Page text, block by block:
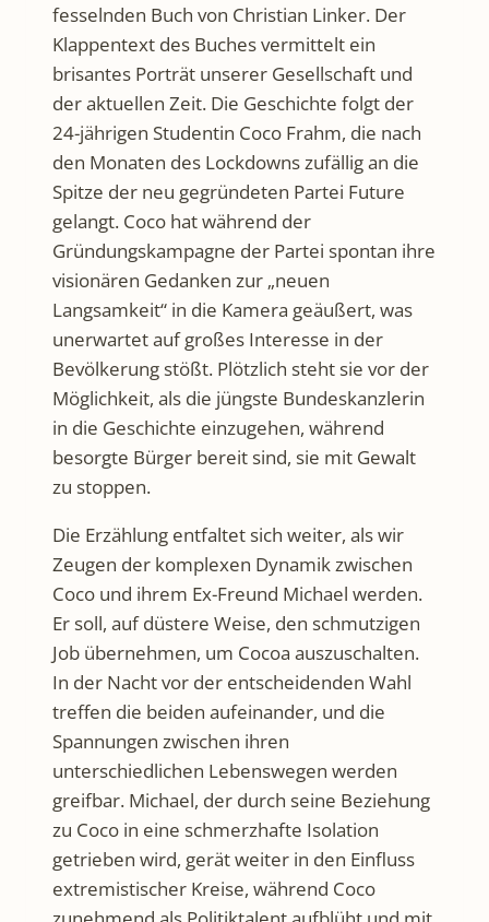
fesselnden Buch von Christian Linker. Der
Klappentext des Buches vermittelt ein
brisantes Porträt unserer Gesellschaft und
der aktuellen Zeit. Die Geschichte folgt der
24-jährigen Studentin Coco Frahm, die nach
den Monaten des Lockdowns zufällig an die
Spitze der neu gegründeten Partei Future
gelangt. Coco hat während der
Gründungskampagne der Partei spontan ihre
visionären Gedanken zur „neuen
Langsamkeit“ in die Kamera geäußert, was
unerwartet auf großes Interesse in der
Bevölkerung stößt. Plötzlich steht sie vor der
Möglichkeit, als die jüngste Bundeskanzlerin
in die Geschichte einzugehen, während
besorgte Bürger bereit sind, sie mit Gewalt
zu stoppen.
Die Erzählung entfaltet sich weiter, als wir
Zeugen der komplexen Dynamik zwischen
Coco und ihrem Ex-Freund Michael werden.
Er soll, auf düstere Weise, den schmutzigen
Job übernehmen, um Cocoa auszuschalten.
In der Nacht vor der entscheidenden Wahl
treffen die beiden aufeinander, und die
Spannungen zwischen ihren
unterschiedlichen Lebenswegen werden
greifbar. Michael, der durch seine Beziehung
zu Coco in eine schmerzhafte Isolation
getrieben wird, gerät weiter in den Einfluss
extremistischer Kreise, während Coco